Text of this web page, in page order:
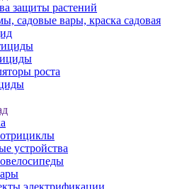
защиты растений
садовые вары, краска садовая
роста
устройства
электрификации